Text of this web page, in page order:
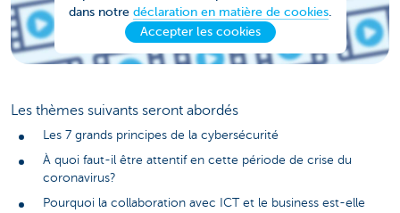
dans notre déclaration en matière de cookies.
Accepter les cookies
Les thèmes suivants seront abordés
Les 7 grands principes de la cybersécurité
À quoi faut-il être attentif en cette période de crise du
coronavirus?
Pourquoi la collaboration avec ICT et le business est-elle